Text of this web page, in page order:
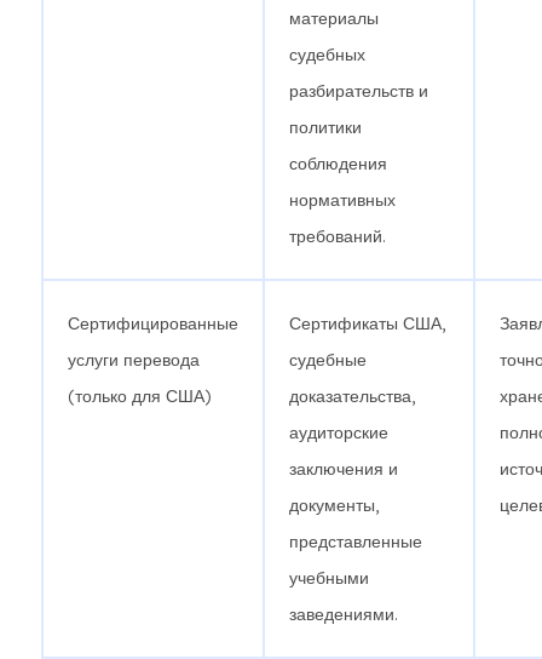
материалы
судебных
разбирательств и
политики
соблюдения
нормативных
требований.
Сертифицированные
услуги перевода
(только для США)
Сертификаты США,
судебные
доказательства,
аудиторские
заключения и
документы,
представленные
учебными
заведениями.